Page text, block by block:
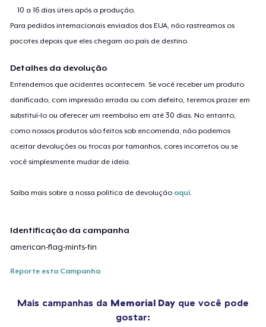
10 a 16 dias úteis após a produção.
Para pedidos internacionais enviados dos EUA, não rastreamos os
pacotes depois que eles chegam ao país de destino.
Detalhes da devolução
Entendemos que acidentes acontecem. Se você receber um produto
danificado, com impressão errada ou com defeito, teremos prazer em
substituí-lo ou oferecer um reembolso em até 30 dias. No entanto,
como nossos produtos são feitos sob encomenda, não podemos
aceitar devoluções ou trocas por tamanhos, cores incorretos ou se
você simplesmente mudar de ideia.
Saiba mais sobre a nossa política de devolução aqui.
Identificação da campanha
american-flag-mints-tin
Reporte esta Campanha
Mais campanhas da Memorial Day que você pode
gostar: